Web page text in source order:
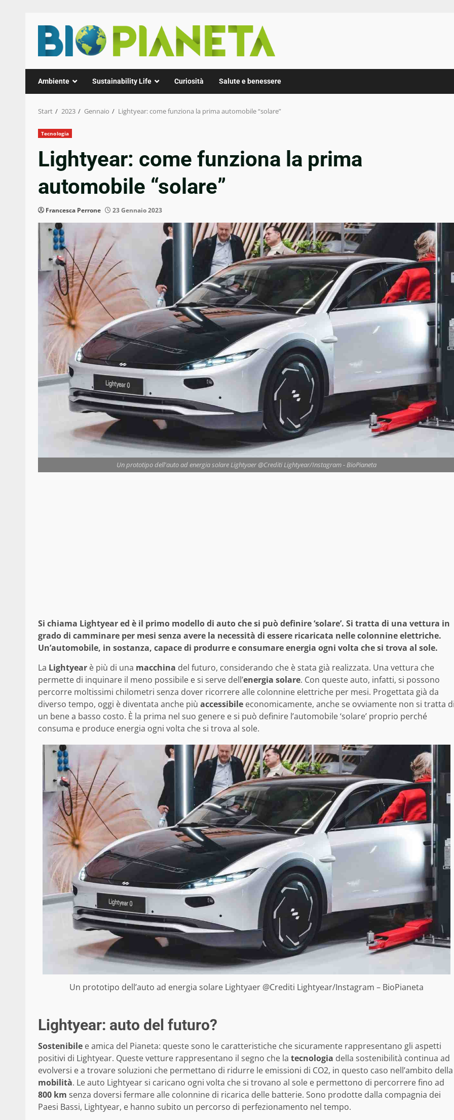
Inhalt
springen
Ambiente Sustainability Life Curiosità Salute e benessere
Start 2023 Gennaio Lightyear: come funziona la prima automobile “solare”
Tecnologia
Lightyear: come funziona la prima
automobile “solare”
Francesca Perrone 23 Gennaio 2023
Un prototipo dell'auto ad energia solare Lightyaer @Crediti Lightyear/Instagram - BioPianeta
Si chiama Lightyear ed è il primo modello di auto che si può definire ‘solare’. Si tratta di una vettura in
grado di camminare per mesi senza avere la necessità di essere ricaricata nelle colonnine elettriche.
Un’automobile, in sostanza, capace di produrre e consumare energia ogni volta che si trova al sole.
La Lightyear è più di una macchina del futuro, considerando che è stata già realizzata. Una vettura che
permette di inquinare il meno possibile e si serve dell’energia solare. Con queste auto, infatti, si possono
percorre moltissimi chilometri senza dover ricorrere alle colonnine elettriche per mesi. Progettata già da
diverso tempo, oggi è diventata anche più accessibile economicamente, anche se ovviamente non si tratta
un bene a basso costo. È la prima nel suo genere e si può definire l’automobile ‘solare’ proprio perché
consuma e produce energia ogni volta che si trova al sole.
Un prototipo dell’auto ad energia solare Lightyaer @Crediti Lightyear/Instagram – BioPianeta
Lightyear: auto del futuro?
Sostenibile e amica del Pianeta: queste sono le caratteristiche che sicuramente rappresentano gli aspetti
positivi di Lightyear. Queste vetture rappresentano il segno che la tecnologia della sostenibilità continua ad
evolversi e a trovare soluzioni che permettano di ridurre le emissioni di CO2, in questo caso nell’ambito della
mobilità. Le auto Lightyear si caricano ogni volta che si trovano al sole e permettono di percorrere fino ad
800 km senza doversi fermare alle colonnine di ricarica delle batterie. Sono prodotte dalla compagnia dei
Paesi Bassi, Lightyear, e hanno subito un percorso di perfezionamento nel tempo.